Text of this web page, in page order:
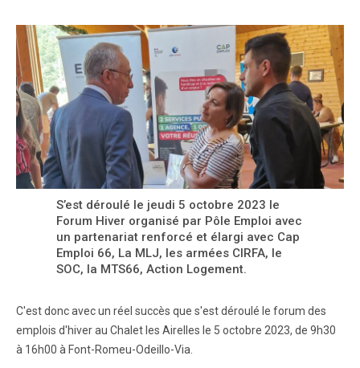
S’est déroulé le jeudi 5 octobre 2023 le
Forum Hiver organisé par Pôle Emploi avec
un partenariat renforcé et élargi avec Cap
Emploi 66, La MLJ, les armées CIRFA, le
SOC, la MTS66, Action Logement.
C'est donc avec un réel succès que s'est déroulé le forum des
emplois d'hiver au Chalet les Airelles le 5 octobre 2023, de 9h30
à 16h00 à Font-Romeu-Odeillo-Via.